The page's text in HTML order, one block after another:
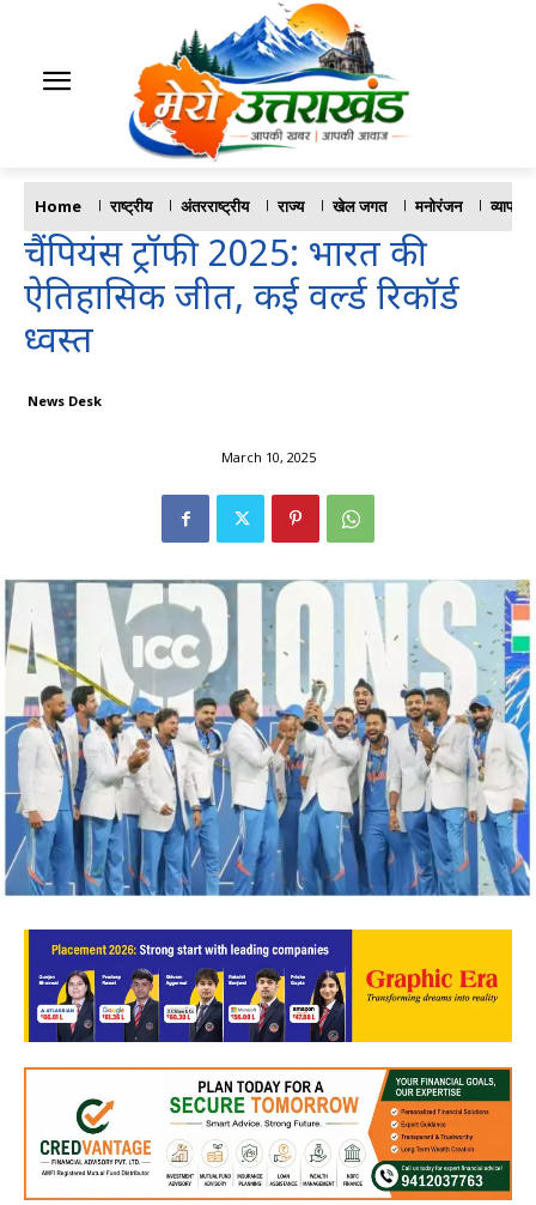
Home राष्ट्रीय अंतरराष्ट्रीय राज्य खेल जगत मनोरंजन व्यापार
चैंपियंस ट्रॉफी 2025: भारत की
ऐतिहासिक जीत, कई वर्ल्ड रिकॉर्ड
ध्वस्त
News Desk
March 10, 2025